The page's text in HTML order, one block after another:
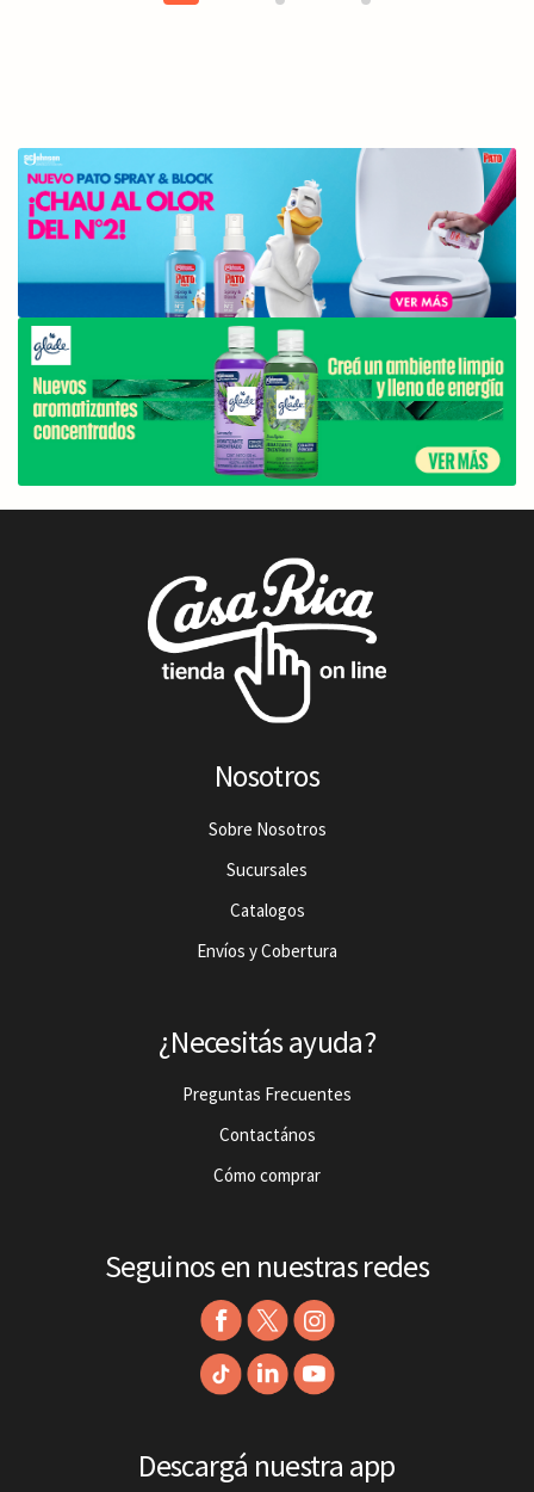
Nosotros
Sobre Nosotros
Sucursales
Catalogos
Envíos y Cobertura
¿Necesitás ayuda?
Preguntas Frecuentes
Contactános
Cómo comprar
Seguinos en nuestras redes
Descargá nuestra app